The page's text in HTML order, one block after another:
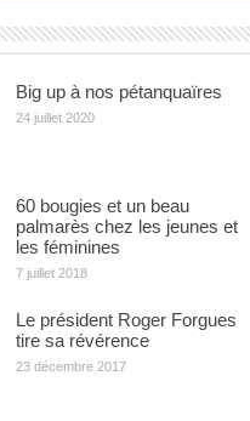
Big up à nos pétanquaïres
24 juillet 2020
60 bougies et un beau
palmarès chez les jeunes et
les féminines
7 juillet 2018
Le président Roger Forgues
tire sa révérence
23 décembre 2017